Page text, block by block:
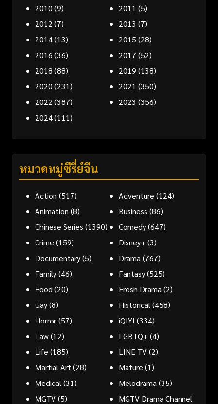
2010 (9) 2011 (5)
2012 (7) 2013 (7)
2014(13) 2015 (28)
2016 (36) 2017 (52)
2018 (88) 2019 (138)
2020 (231) 2021 (350)
2022 (387) 2023 (356)
2024(111)
หมวดหมู่ซีรี่ย์จีน
Action (517) Adventure (124)
Animation (8) Business (86)
Chinese Series (1390) Comedy(647)
Crime (159) Disney+ (3)
Documentary(5) Drama (767)
Family(46) Fantasy(525)
Food (20) Fresh Drama (2)
Gay(8) Historical (458)
Horror(57) iQIYI (334)
Law(12) LGBTQ+ (4)
Life (185) LINE TV(2)
Martial Art (28) Mature (1)
Medical (31) Melodrama (35)
MGTV(5)
MGTV Drama Channel